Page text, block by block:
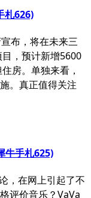
札626)
布，将在未来三
，预计新增5600
房。单独来看，
。真正值得关注
牛手札625)
，在网上引起了不
评价音乐？VaVa